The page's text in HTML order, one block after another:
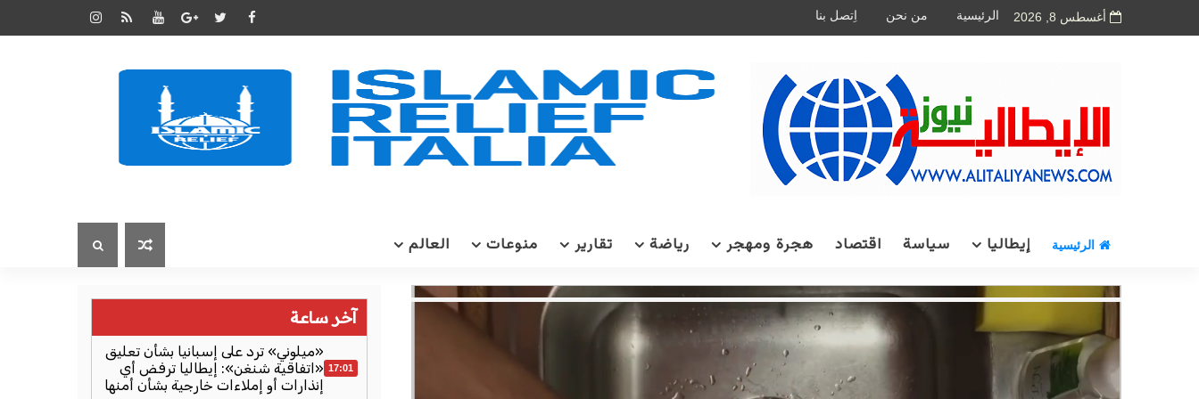
أغسطس 8, 2026 الرئيسية من نحن اِتصل بنا
الرئيسية إيطاليا سياسة اقتصاد هجرة ومهجر رياضة تقارير منوعات العالم
آخر ساعة
17:01
«ميلوني» ترد على إسبانيا بشأن تعليق
«اتفاقية شنغن»: إيطاليا ترفض أي
إنذارات أو إملاءات خارجية بشأن أمنها